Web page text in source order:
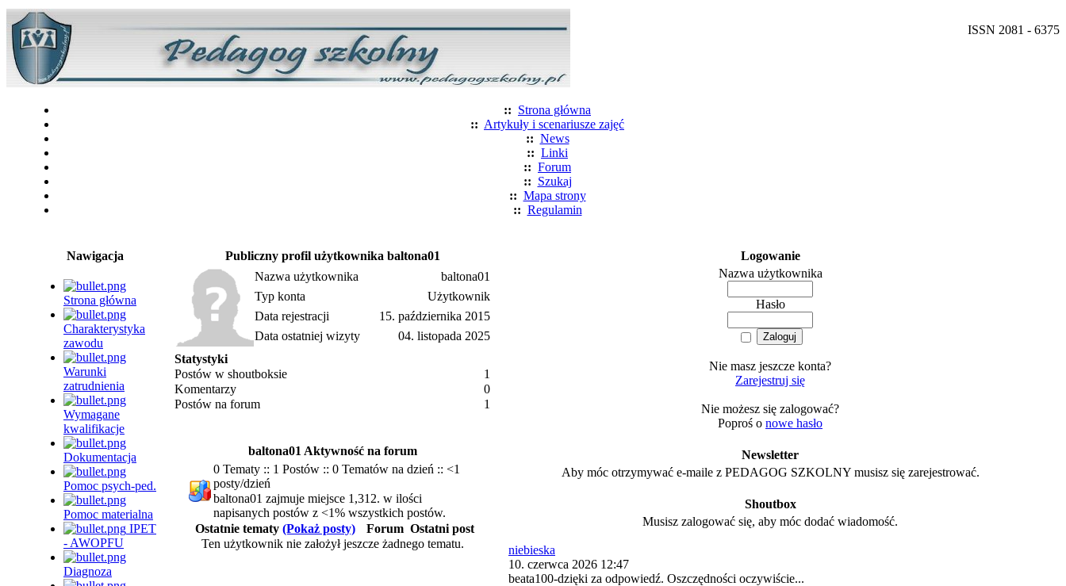
ISSN 2081 - 6375
:: Strona główna
:: Artykuły i scenariusze zajęć
:: News
:: Linki
:: Forum
:: Szukaj
:: Mapa strony
:: Regulamin
Nawigacja
Strona główna
Charakterystyka
zawodu
Warunki
zatrudnienia
Wymagane
kwalifikacje
Dokumentacja
Pomoc psych-ped.
Pomoc materialna
IPET
- AWOPFU
Diagnoza
Publiczny profil użytkownika baltona01
Nazwa użytkownika
baltona01
Typ konta
Użytkownik
Data rejestracji
15. października 2015
Data ostatniej wizyty
04. listopada 2025
Statystyki
Postów w shoutboksie
1
Komentarzy
0
Postów na forum
1
baltona01 Aktywność na forum
0 Tematy :: 1 Postów :: 0 Tematów na dzień :: <1
posty/dzień
baltona01 zajmuje miejsce 1,312. w ilości
napisanych postów z <1% wszystkich postów.
Ostatnie tematy (Pokaż posty) Forum Ostatni post
Ten użytkownik nie założył jeszcze żadnego tematu.
Logowanie
Nazwa użytkownika
Hasło
Nie masz jeszcze konta?
Zarejestruj się
Nie możesz się zalogować?
Poproś o nowe hasło
Newsletter
Aby móc otrzymywać e-maile z PEDAGOG SZKOLNY musisz się zarejestrować.
Shoutbox
Musisz zalogować się, aby móc dodać wiadomość.
niebieska
10. czerwca 2026 12:47
beata100-dzięki za odpowiedź. Oszczędności oczywiście...